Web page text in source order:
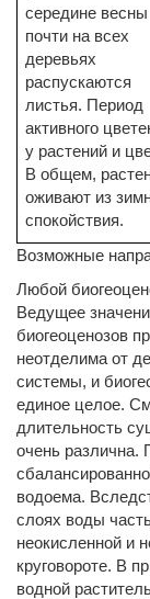
середине весны
почти на всех
деревьях
распускаются
листья. Период
активного
у растений и
В общем,
оживают из
спокойствия.
Возможные
Любой
Ведущее
биогеоценозов
неотделима от
системы, и
единое целое.
длительность
очень различна.
водоема.
слоях воды
неокисленной и
круговороте. В
водной